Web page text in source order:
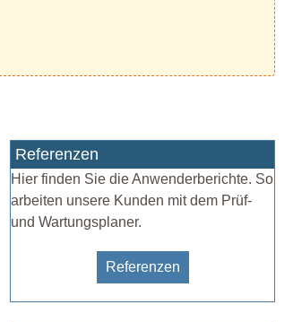
Referenzen
Hier finden Sie die Anwenderberichte. So
arbeiten unsere Kunden mit dem Prüf-
und Wartungsplaner.
Referenzen